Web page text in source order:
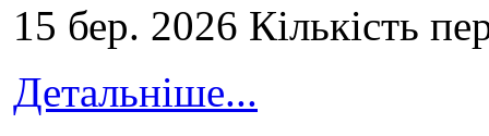
15 бер. 2026 Кількість
Детальніше...